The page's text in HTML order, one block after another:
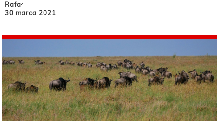
Rafał
30 marca 2021